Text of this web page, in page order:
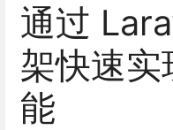
通过
架快速实
能